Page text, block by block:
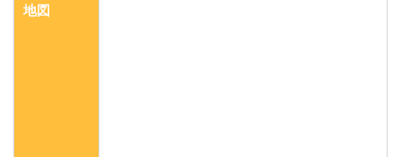
地図